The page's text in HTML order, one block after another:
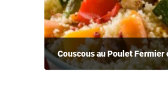
Couscous au Poulet Fermier